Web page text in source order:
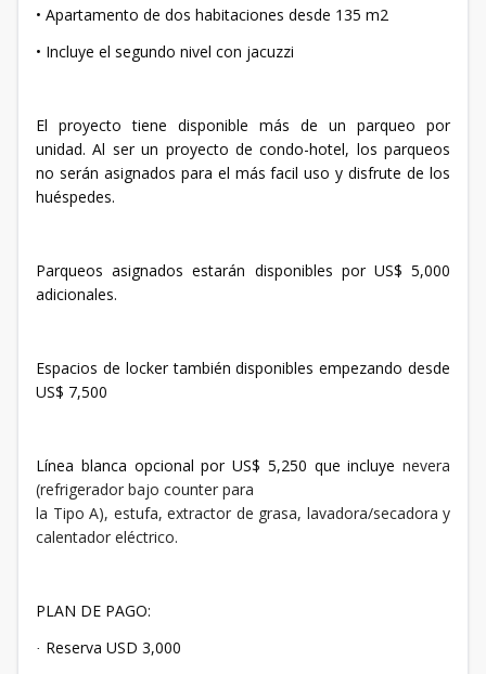
• Apartamento de dos habitaciones desde 135 m2
• Incluye el segundo nivel con jacuzzi
El proyecto tiene disponible más de un parqueo por
unidad. Al ser un proyecto de condo-hotel, los parqueos
no serán asignados para el más facil uso y disfrute de los
huéspedes.
Parqueos asignados estarán disponibles por US$ 5,000
adicionales.
Espacios de locker también disponibles empezando desde
US$ 7,500
Línea blanca opcional por US$ 5,250 que incluye nevera
(refrigerador bajo counter para
la Tipo A), estufa, extractor de grasa, lavadora/secadora y
calentador eléctrico.
PLAN DE PAGO:
· Reserva USD 3,000